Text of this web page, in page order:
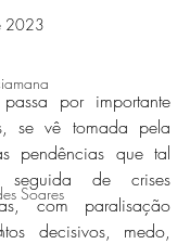
Soares
2023
por importante
se vê tomada pela
pendências que tal
seguida de crises
com paralisação
decisivos, medo,